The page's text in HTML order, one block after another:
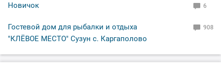
Новичок 6
Гостевой дом для рыбалки и отдыха
"КЛЁВОЕ МЕСТО" Сузун с. Каргаполово
908